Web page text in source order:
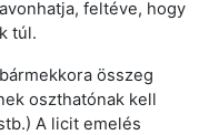
feltéve, hogy
túl.
összeg
oszthatónak kell
A licit emelés